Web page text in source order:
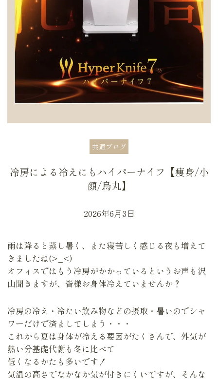
共通ブログ
冷房による冷えにもハイパーナイフ【痩身/小
顔/烏丸】
2026年6月3日
雨は降ると蒸し暑く、また寝苦しく感じる夜も増えて
きましたね(>_<)
オフィスではもう冷房がかかっているというお声も沢
山聞きますが、皆様お身体冷えていませんか？
冷房の冷え・冷たい飲み物などの摂取・暑いのでシャ
ワーだけで済ましてしまう・・・
これから夏は身体が冷える要因がたくさんで、外気が
熱い分基礎代謝も冬に比べて
低くなるかたも多いです！
気温の高さでなかなか気が付きにくいですが、そんな